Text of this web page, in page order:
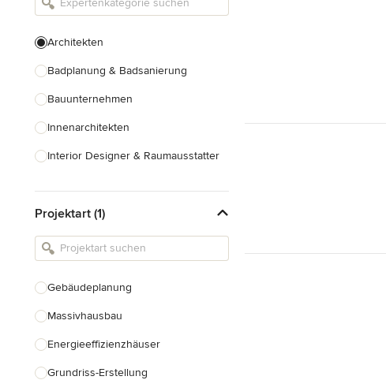
Architekten
Badplanung & Badsanierung
Bauunternehmen
Innenarchitekten
Interior Designer & Raumausstatter
Landschaftsarchitekten
Armaturen & Sanitärbedarf
Einbauschränke
Projektart (1)
Gebäudeplanung
Massivhausbau
Energieeffizienzhäuser
Grundriss-Erstellung